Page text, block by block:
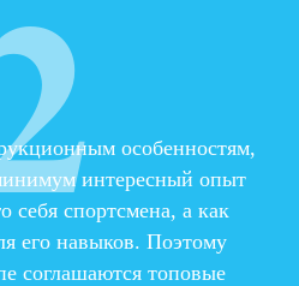
особенностям,
интересный опыт
себя спортсмена, а как
его навыков. Поэтому
соглашаются топовые